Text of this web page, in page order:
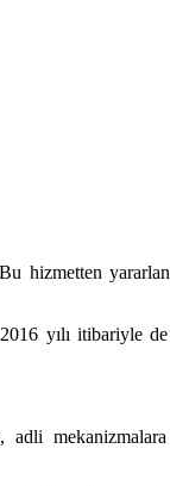
hizmetten
yılı itibariyle
adli